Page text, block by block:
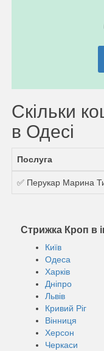
Скільки
в Одесі
Послуга
✅ Перукар Марина
Стрижка Кроп в
Київ
Одеса
Харків
Дніпро
Львів
Кривий Ріг
Вінниця
Херсон
Черкаси